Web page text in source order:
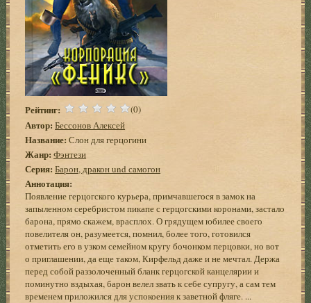
Рейтинг: (0)
Автор: Бессонов Алексей
Название: Слон для герцогини
Жанр: Фэнтези
Серия: Барон, дракон und самогон
Аннотация:
Появление герцогского курьера, примчавшегося в замок на
запыленном серебристом пикапе с герцогскими коронами, застало
барона, прямо скажем, врасплох. О грядущем юбилее своего
повелителя он, разумеется, помнил, более того, готовился
отметить его в узком семейном кругу бочонком перцовки, но вот
о приглашении, да еще таком, Кирфельд даже и не мечтал. Держа
перед собой раззолоченный бланк герцогской канцелярии и
поминутно вздыхая, барон велел звать к себе супругу, а сам тем
временем приложился для успокоения к заветной фляге. ...